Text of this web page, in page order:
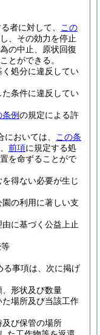
者に対して、
この
、その効力を停止
の中止、原状回復
とができる。
く処分に違反してい
条件に違反してい
条例の規定による許
おいては、
この条
前項に規定する処
を命ずることがで
得ない必要が生じ
の利用に著しい支
に基づく公益上止
る事項は、次に掲げ
形状及び数量
場所及び当該工作
び保管の場所